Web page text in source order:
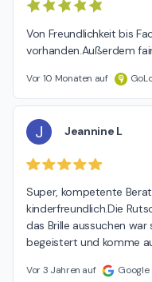
Von Freundlichkeit bis
vorhanden.Außerdem
Vor 10 Monaten auf
J Jeannine L
Super, kompetente
kinderfreundlich.Die
das Brille aussuchen war
begeistert und komme
Vor 3 Jahren auf Google